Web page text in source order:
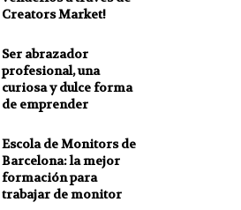
Creators Market!
Ser abrazador
profesional, una
curiosa y dulce forma
de emprender
Escola de Monitors de
Barcelona: la mejor
formación para
trabajar de monitor